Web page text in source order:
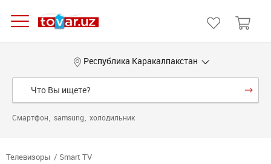
Республика Каракалпакстан
Смартфон samsung холодильник
Телевизоры Smart TV